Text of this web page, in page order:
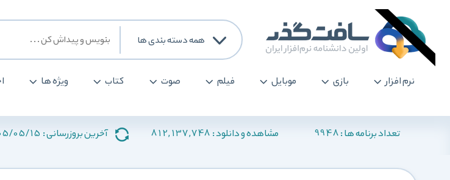
همه دسته بندی ها
نرم افزار بازی موبایل فیلم صوت کتاب ویژه ها
تعداد برنامه ها :9948 مشاهده و دانلود : 812,137,748 آخرین بروزرسانی : 05/15